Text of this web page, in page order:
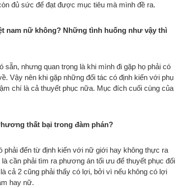
đủ sức để đạt được mục tiêu mà mình đề ra.
nam nữ không? Những tình huống như vậy thì
nhưng quan trọng là khi mình đi gặp họ phải có
Vậy nên khi gặp những đối tác có định kiến với phụ
chí là cả thuyết phục nữa. Mục đích cuối cùng của
thất bại trong đàm phán?
phải đến từ định kiến với nữ giới hay không thực ra
cần phải tìm ra phương án tối ưu để thuyết phục đối
cả 2 cũng phải thấy có lợi, bởi vì nếu không có lợi
hay nữ.